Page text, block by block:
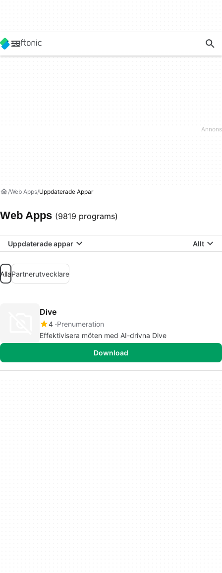
Web Apps Uppdaterade Appar
Web Apps (9819 programs)
Uppdaterade appar Allt
AllaPartnerutvecklare
Dive
4 Prenumeration
Effektivisera möten med AI-drivna Dive
Download